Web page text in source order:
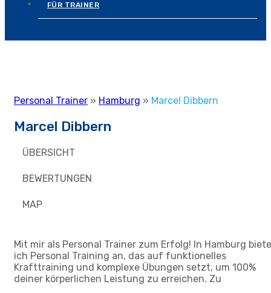
FÜR TRAINER
Personal Trainer » Hamburg » Marcel Dibbern
Marcel Dibbern
ÜBERSICHT
BEWERTUNGEN
MAP
Mit mir als Personal Trainer zum Erfolg! In Hamburg biete
ich Personal Training an, das auf funktionelles
Krafttraining und komplexe Übungen setzt, um 100%
deiner körperlichen Leistung zu erreichen. Zu